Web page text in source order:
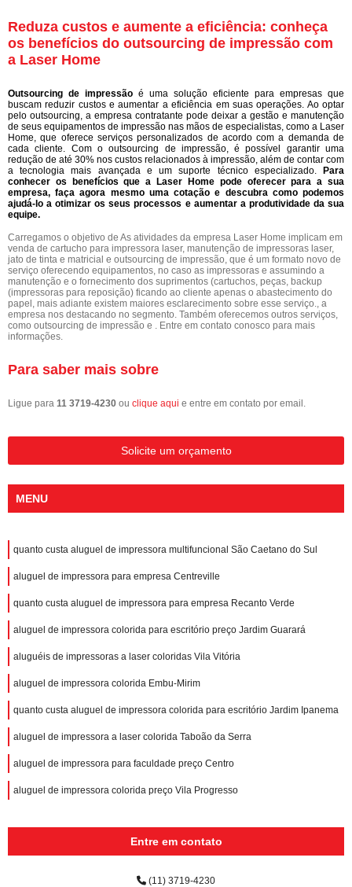
Reduza custos e aumente a eficiência: conheça
os benefícios do outsourcing de impressão com
a Laser Home
Outsourcing de impressão é uma solução eficiente para empresas que
buscam reduzir custos e aumentar a eficiência em suas operações. Ao optar
pelo outsourcing, a empresa contratante pode deixar a gestão e manutenção
de seus equipamentos de impressão nas mãos de especialistas, como a Laser
Home, que oferece serviços personalizados de acordo com a demanda de
cada cliente. Com o outsourcing de impressão, é possível garantir uma
redução de até 30% nos custos relacionados à impressão, além de contar com
a tecnologia mais avançada e um suporte técnico especializado. Para
conhecer os benefícios que a Laser Home pode oferecer para a sua
empresa, faça agora mesmo uma cotação e descubra como podemos
ajudá-lo a otimizar os seus processos e aumentar a produtividade da sua
equipe.
Carregamos o objetivo de As atividades da empresa Laser Home implicam em
venda de cartucho para impressora laser, manutenção de impressoras laser,
jato de tinta e matricial e outsourcing de impressão, que é um formato novo de
serviço oferecendo equipamentos, no caso as impressoras e assumindo a
manutenção e o fornecimento dos suprimentos (cartuchos, peças, backup
(impressoras para reposição) ficando ao cliente apenas o abastecimento do
papel, mais adiante existem maiores esclarecimento sobre esse serviço., a
empresa nos destacando no segmento. Também oferecemos outros serviços,
como outsourcing de impressão e . Entre em contato conosco para mais
informações.
Para saber mais sobre
Ligue para 11 3719-4230 ou clique aqui e entre em contato por email.
Solicite um orçamento
MENU
quanto custa aluguel de impressora multifuncional São Caetano do Sul
aluguel de impressora para empresa Centreville
quanto custa aluguel de impressora para empresa Recanto Verde
aluguel de impressora colorida para escritório preço Jardim Guarará
aluguéis de impressoras a laser coloridas Vila Vitória
aluguel de impressora colorida Embu-Mirim
quanto custa aluguel de impressora colorida para escritório Jardim Ipanema
aluguel de impressora a laser colorida Taboão da Serra
aluguel de impressora para faculdade preço Centro
aluguel de impressora colorida preço Vila Progresso
Entre em contato
(11) 3719-4230